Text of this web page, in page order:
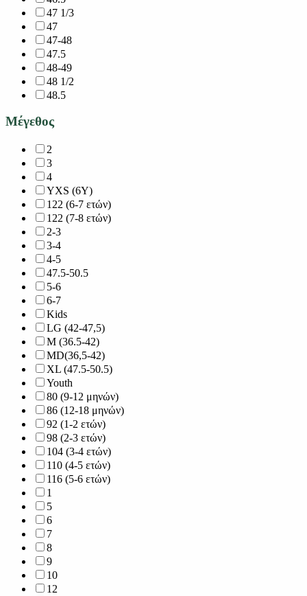
47 1/3
47
47-48
47.5
48-49
48 1/2
48.5
Μέγεθος
2
3
4
YXS (6Y)
122 (6-7 ετών)
122 (7-8 ετών)
2-3
3-4
4-5
47.5-50.5
5-6
6-7
Kids
LG (42-47,5)
M (36.5-42)
MD(36,5-42)
XL (47.5-50.5)
Youth
80 (9-12 μηνών)
86 (12-18 μηνών)
92 (1-2 ετών)
98 (2-3 ετών)
104 (3-4 ετών)
110 (4-5 ετών)
116 (5-6 ετών)
1
5
6
7
8
9
10
12